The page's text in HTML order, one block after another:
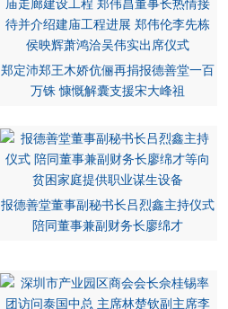
郑定沛郑王木娇伉俪再捐报德善堂一百
万铢 慷慨解囊支援宋大峰祖
报德善堂董事副秘书长吕烈鑫主持仪式
陪同董事兼副财务长廖绵才